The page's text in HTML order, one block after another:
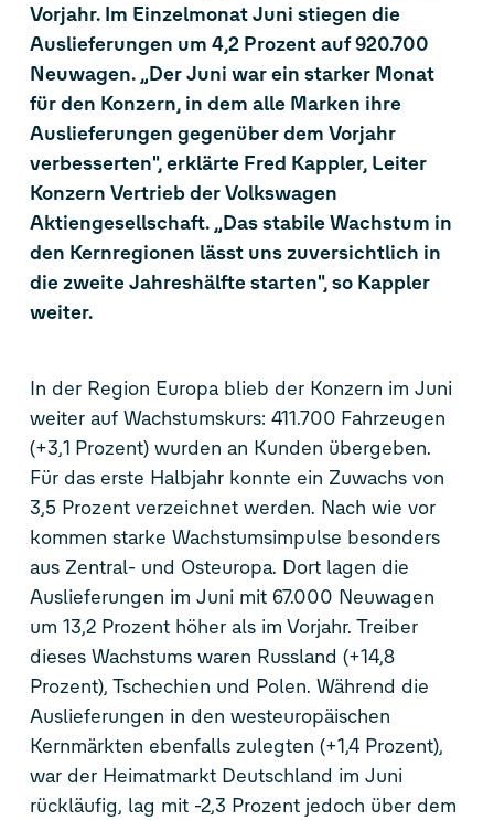
Vorjahr. Im Einzelmonat Juni stiegen die
Auslieferungen um 4,2 Prozent auf 920.700
Neuwagen. „Der Juni war ein starker Monat
für den Konzern, in dem alle Marken ihre
Auslieferungen gegenüber dem Vorjahr
verbesserten", erklärte Fred Kappler, Leiter
Konzern Vertrieb der Volkswagen
Aktiengesellschaft. „Das stabile Wachstum in
den Kernregionen lässt uns zuversichtlich in
die zweite Jahreshälfte starten", so Kappler
weiter.
In der Region Europa blieb der Konzern im Juni
weiter auf Wachstumskurs: 411.700 Fahrzeugen
(+3,1 Prozent) wurden an Kunden übergeben.
Für das erste Halbjahr konnte ein Zuwachs von
3,5 Prozent verzeichnet werden. Nach wie vor
kommen starke Wachstumsimpulse besonders
aus Zentral- und Osteuropa. Dort lagen die
Auslieferungen im Juni mit 67.000 Neuwagen
um 13,2 Prozent höher als im Vorjahr. Treiber
dieses Wachstums waren Russland (+14,8
Prozent), Tschechien und Polen. Während die
Auslieferungen in den westeuropäischen
Kernmärkten ebenfalls zulegten (+1,4 Prozent),
war der Heimatmarkt Deutschland im Juni
rückläufig, lag mit -2,3 Prozent jedoch über dem